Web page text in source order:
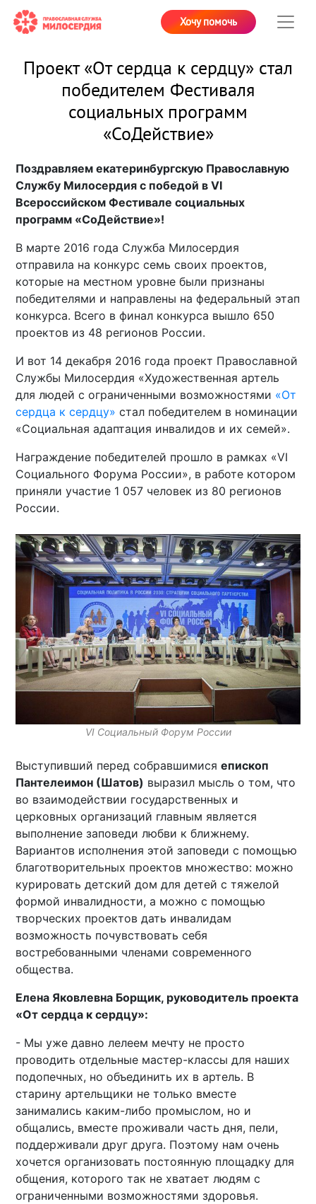
Хочу помочь
Проект «От сердца к сердцу» стал
победителем Фестиваля
социальных программ
«СоДействие»
Поздравляем екатеринбургскую Православную
Службу Милосердия с победой в VI
Всероссийском Фестивале социальных
программ «СоДействие»!
В марте 2016 года Служба Милосердия
отправила на конкурс семь своих проектов,
которые на местном уровне были признаны
победителями и направлены на федеральный этап
конкурса. Всего в финал конкурса вышло 650
проектов из 48 регионов России.
И вот 14 декабря 2016 года проект Православной
Службы Милосердия «Художественная артель
для людей с ограниченными возможностями «От
сердца к сердцу» стал победителем в номинации
«Социальная адаптация инвалидов и их семей».
Награждение победителей прошло в рамках «VI
Социального Форума России», в работе котором
приняли участие 1 057 человек из 80 регионов
России.
VI Социальный Форум России
Выступивший перед собравшимисяепископ
Пантелеимон (Шатов) выразил мысль о том, что
во взаимодействии государственных и
церковных организаций главным является
выполнение заповеди любви к ближнему.
Вариантов исполнения этой заповеди с помощью
благотворительных проектов множество: можно
курировать детский дом для детей с тяжелой
формой инвалидности, а можно с помощью
творческих проектов дать инвалидам
возможность почувствовать себя
востребованными членами современного
общества.
Елена Яковлевна Борщик, руководитель проекта
«От сердца к сердцу»:
- Мы уже давно лелеем мечту не просто
проводить отдельные мастер-классы для наших
подопечных, но объединить их в артель. В
старину артельщики не только вместе
занимались каким-либо промыслом, но и
общались, вместе проживали часть дня, пели,
поддерживали друг друга. Поэтому нам очень
хочется организовать постоянную площадку для
общения, которого так не хватает людям с
ограниченными возможностями здоровья.